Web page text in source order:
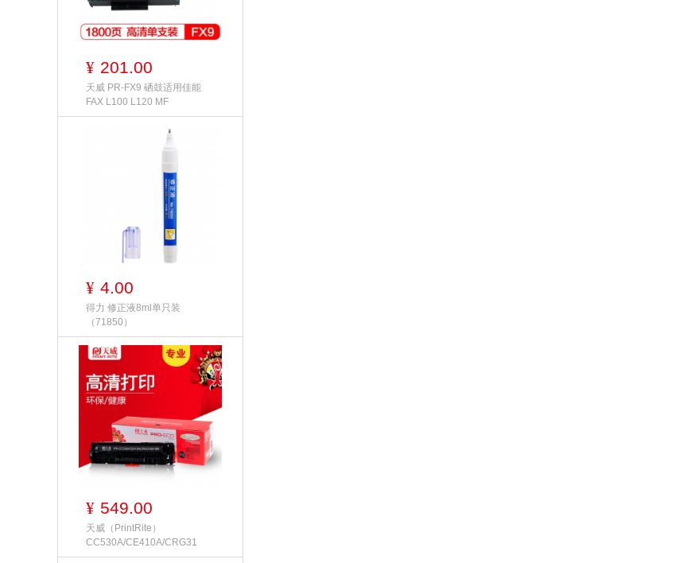
¥ 201.00
天威 PR-FX9 硒鼓适用佳能
FAX L100 L120 MF
¥ 4.00
得力 修正液8ml单只装
（71850）
¥ 549.00
天威（PrintRite）
CC530A/CE410A/CRG31